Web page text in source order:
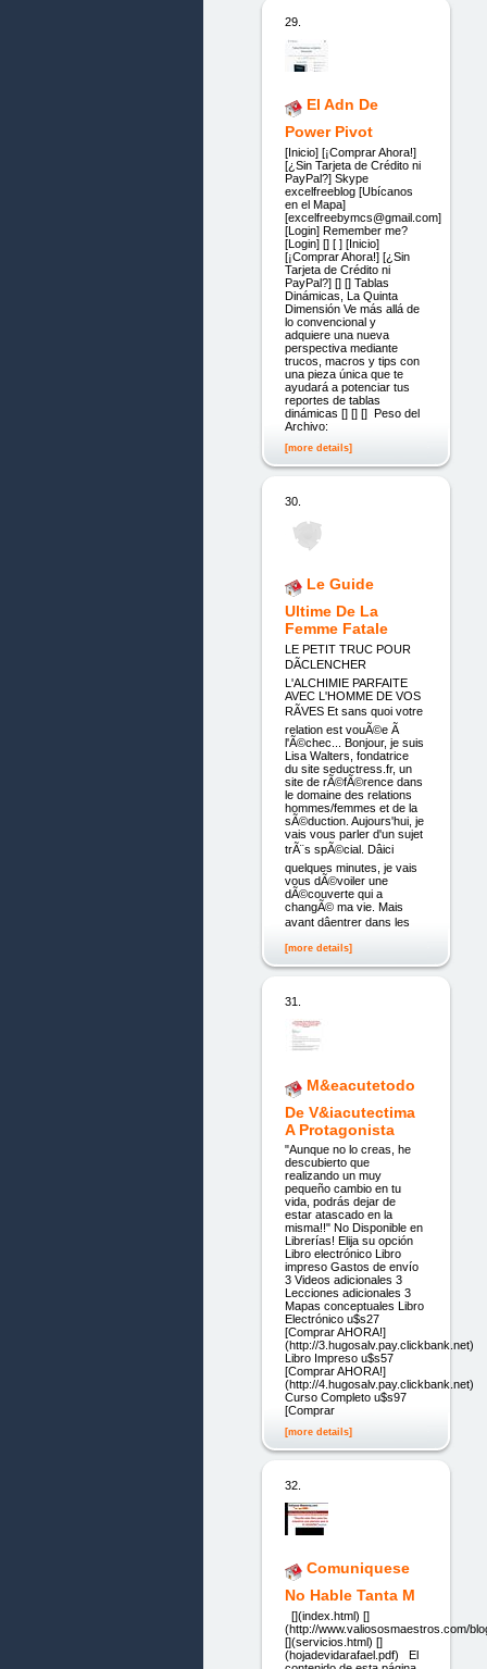
29.
El Adn De
Power Pivot
[Inicio] [¡Comprar Ahora!]
[¿Sin Tarjeta de Crédito ni
PayPal?] Skype
excelfreeblog [Ubícanos
en el Mapa]
[excelfreebymcs@gmail.com]
[Login] Remember me?
[Login] [] [ ] [Inicio]
[¡Comprar Ahora!] [¿Sin
Tarjeta de Crédito ni
PayPal?] [] [] Tablas
Dinámicas, La Quinta
Dimensión Ve más allá de
lo convencional y
adquiere una nueva
perspectiva mediante
trucos, macros y tips con
una pieza única que te
ayudará a potenciar tus
reportes de tablas
dinámicas [] [] [] Peso del
Archivo:
[more details]
30.
Le Guide
Ultime De La
Femme Fatale
LE PETIT TRUC POUR
DÃCLENCHER
L'ALCHIMIE PARFAITE
AVEC L'HOMME DE VOS
RÃVES Et sans quoi votre
relation est vouÃ©e Ã
l'Ã©chec... Bonjour, je suis
Lisa Walters, fondatrice
du site seductress.fr, un
site de rÃ©fÃ©rence dans
le domaine des relations
hommes/femmes et de la
sÃ©duction. Aujours'hui, je
vais vous parler d'un sujet
trÃ¨s spÃ©cial. Dâici
quelques minutes, je vais
vous dÃ©voiler une
dÃ©couverte qui a
changÃ© ma vie. Mais
avant dâentrer dans les
[more details]
31.
M&eacutetodo
De V&iacutectima
A Protagonista
"Aunque no lo creas, he
descubierto que
realizando un muy
pequeño cambio en tu
vida, podrás dejar de
estar atascado en la
misma!!" No Disponible en
Librerías! Elija su opción
Libro electrónico Libro
impreso Gastos de envío
3 Videos adicionales 3
Lecciones adicionales 3
Mapas conceptuales Libro
Electrónico u$s27
[Comprar AHORA!]
(http://3.hugosalv.pay.clickbank.net)
Libro Impreso u$s57
[Comprar AHORA!]
(http://4.hugosalv.pay.clickbank.net)
Curso Completo u$s97
[Comprar
[more details]
32.
Comuniquese
No Hable Tanta M
[](index.html) []
(http://www.valiososmaestros.com/
[](servicios.html) []
(hojadevidarafael.pdf) El